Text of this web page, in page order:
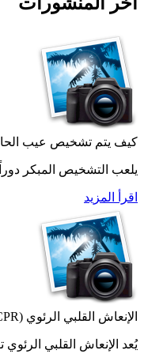
كيف يتم تشخيص عيب
يلعب التشخيص المبكر
اقرأ المزيد
الإنعاش القلبي الرئوي (CPR): دليل الإسعافات الأولية خطوة بخطوة
يُعد الإنعاش القلبي